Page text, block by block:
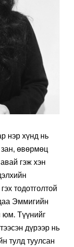
нэр хүнд нь
өвөрмөц
гэж хэн
тодотголтой
Эммигийн
юм. Түүнийг
дүрээр нь
тулд туулсан